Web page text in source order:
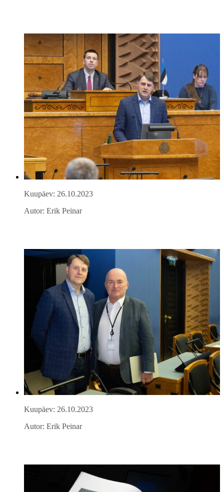
Kuupäev: 26.10.2023
Autor: Erik Peinar
Kuupäev: 26.10.2023
Autor: Erik Peinar